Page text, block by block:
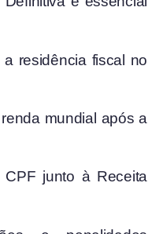
residência fiscal no
mundial após a
junto à Receita